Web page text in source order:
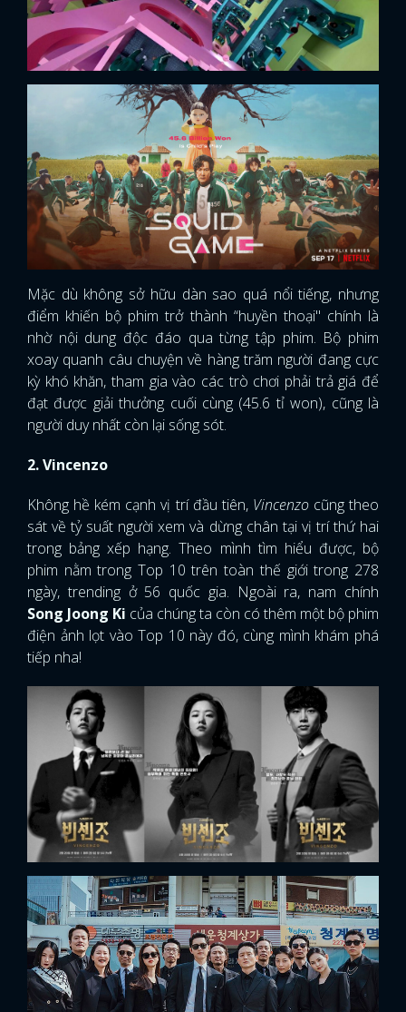
Mặc dù không sở hữu dàn sao quá nổi tiếng, nhưng
điểm khiến bộ phim trở thành “huyền thoại" chính là
nhờ nội dung độc đáo qua từng tập phim. Bộ phim
xoay quanh câu chuyện về hàng trăm người đang cực
kỳ khó khăn, tham gia vào các trò chơi phải trả giá để
đạt được giải thưởng cuối cùng (45.6 tỉ won), cũng là
người duy nhất còn lại sống sót.
2. Vincenzo
Không hề kém cạnh vị trí đầu tiên, Vincenzocũng theo
sát về tỷ suất người xem và dừng chân tại vị trí thứ hai
trong bảng xếp hạng. Theo mình tìm hiểu được, bộ
phim nằm trong Top 10 trên toàn thế giới trong 278
ngày, trending ở 56 quốc gia. Ngoài ra, nam chính
Song Joong Ki của chúng ta còn có thêm một bộ phim
điện ảnh lọt vào Top 10 này đó, cùng mình khám phá
tiếp nha!